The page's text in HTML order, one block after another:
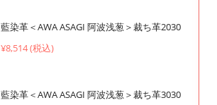
藍染革＜AWA ASAGI 阿波浅葱＞裁ち革2030
¥8,514 (税込)
藍染革＜AWA ASAGI 阿波浅葱＞裁ち革3030